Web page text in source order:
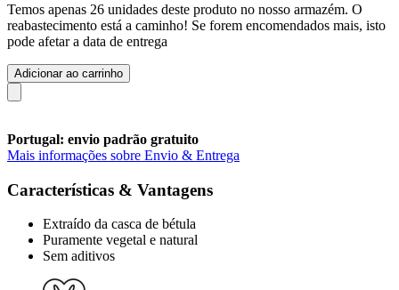
Temos apenas 26 unidades deste produto no nosso armazém. O
reabastecimento está a caminho! Se forem encomendados mais, isto
pode afetar a data de entrega
Adicionar ao carrinho
Portugal: envio padrão gratuito
Mais informações sobre Envio & Entrega
Características & Vantagens
Extraído da casca de bétula
Puramente vegetal e natural
Sem aditivos